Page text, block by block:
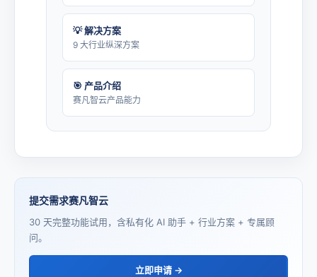
💡 解决方案
9 大行业纵深方案
🎯 产品介绍
赛凡智云产品能力
提交需求赛凡智云
30 天完整功能试用，含私有化 AI 助手 + 行业方案 + 专属顾
问。
立即申请 →